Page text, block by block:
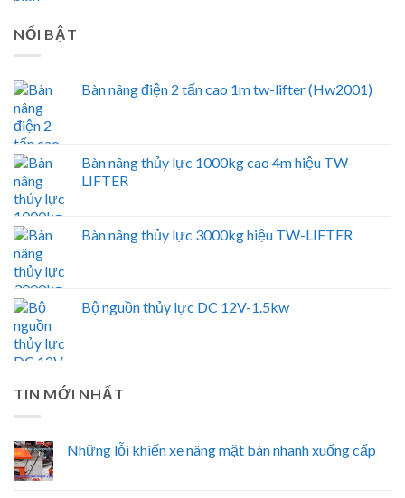
NỔI BẬT
Bàn nâng điện 2 tấn cao 1m tw-lifter (Hw2001)
Bàn nâng thủy lực 1000kg cao 4m hiệu TW-
LIFTER
Bàn nâng thủy lực 3000kg hiệu TW-LIFTER
Bộ nguồn thủy lực DC 12V-1.5kw
TIN MỚI NHẤT
Những lỗi khiến xe nâng mặt bàn nhanh xuống cấp